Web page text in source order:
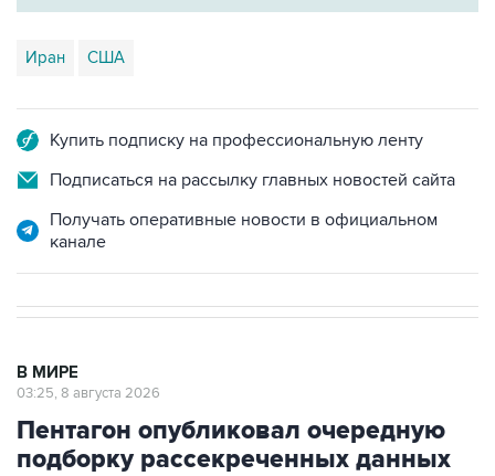
Иран США
Подписаться на рассылку главных новостей сайта
Получать оперативные новости в официальном
Пентагон опубликовал очередную
подборку рассекреченных данных
об НЛО